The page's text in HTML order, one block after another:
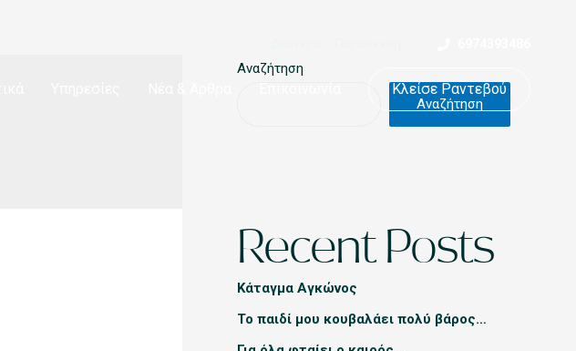
Κλείσε Ραντεβού
Αναζήτηση
Αναζήτηση
Recent Posts
Κάταγμα Αγκώνος
Το παιδί μου κουβαλάει πολύ βάρος…